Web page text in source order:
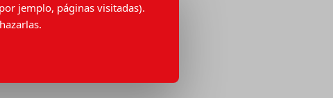
jemplo, páginas visitadas).